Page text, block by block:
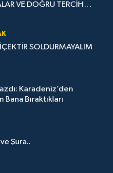
VE DOĞRU TERCİH
SOLDURMAYALIM
Karadeniz’den
Bana Bıraktıkları
Şura..